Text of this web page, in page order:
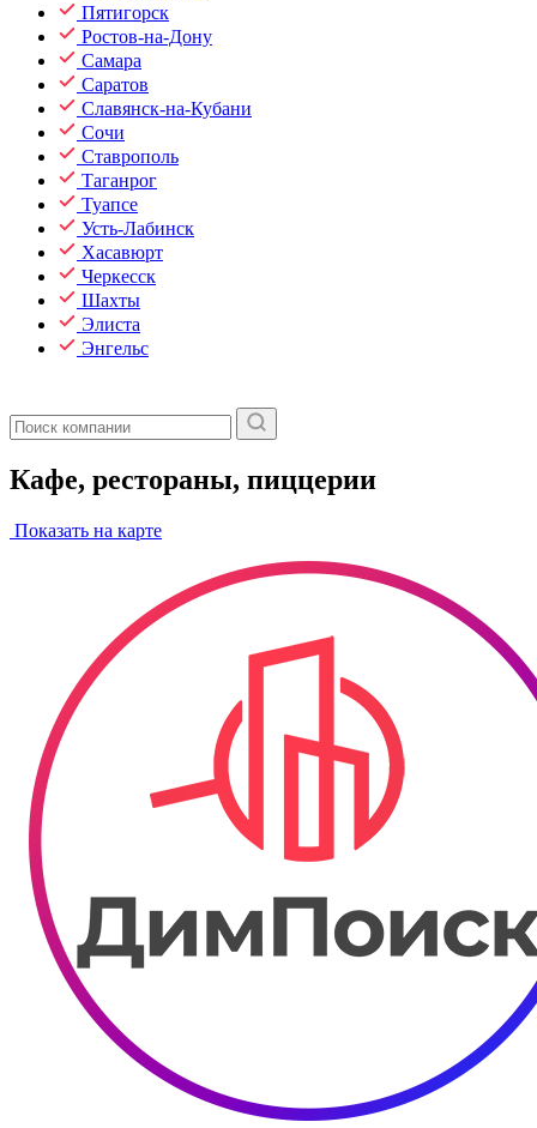
Пятигорск
Ростов-на-Дону
Самара
Саратов
Славянск-на-Кубани
Сочи
Ставрополь
Таганрог
Туапсе
Усть-Лабинск
Хасавюрт
Черкесск
Шахты
Элиста
Энгельс
Кафе, рестораны, пиццерии
Показать на карте